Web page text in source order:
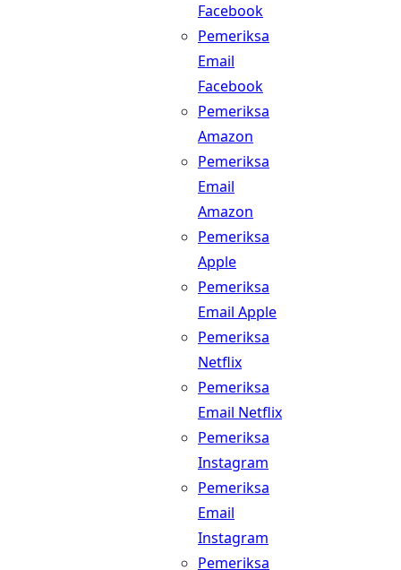
Facebook
Pemeriksa
Email
Facebook
Pemeriksa
Amazon
Pemeriksa
Email
Amazon
Pemeriksa
Apple
Pemeriksa
Email Apple
Pemeriksa
Netflix
Pemeriksa
Email Netflix
Pemeriksa
Instagram
Pemeriksa
Email
Instagram
Pemeriksa